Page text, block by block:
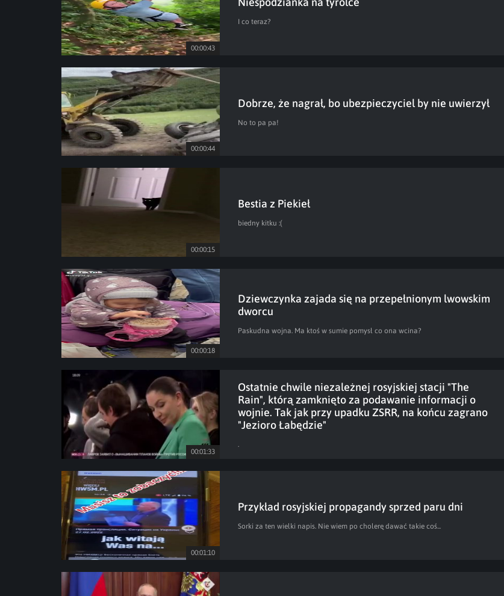
00:00:43
I co teraz?
00:00:44
Dobrze, że nagrał, bo ubezpieczyciel by nie uwierzył
No to pa pa!
00:00:15
Bestia z Piekieł
biedny kitku :(
00:00:18
Dziewczynka zajada się na przepełnionym lwowskim
dworcu
Paskudna wojna. Ma ktoś w sumie pomysł co ona wcina?
00:01:33
Ostatnie chwile niezależnej rosyjskiej stacji "The
Rain", którą zamknięto za podawanie informacji o
wojnie. Tak jak przy upadku ZSRR, na końcu zagrano
"Jezioro Łabędzie"
.
00:01:10
Przykład rosyjskiej propagandy sprzed paru dni
Sorki za ten wielki napis. Nie wiem po cholerę dawać takie coś...